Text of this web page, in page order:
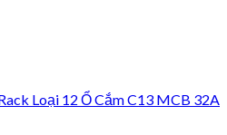
Loại 12 Ổ Cắm C13 MCB 32A